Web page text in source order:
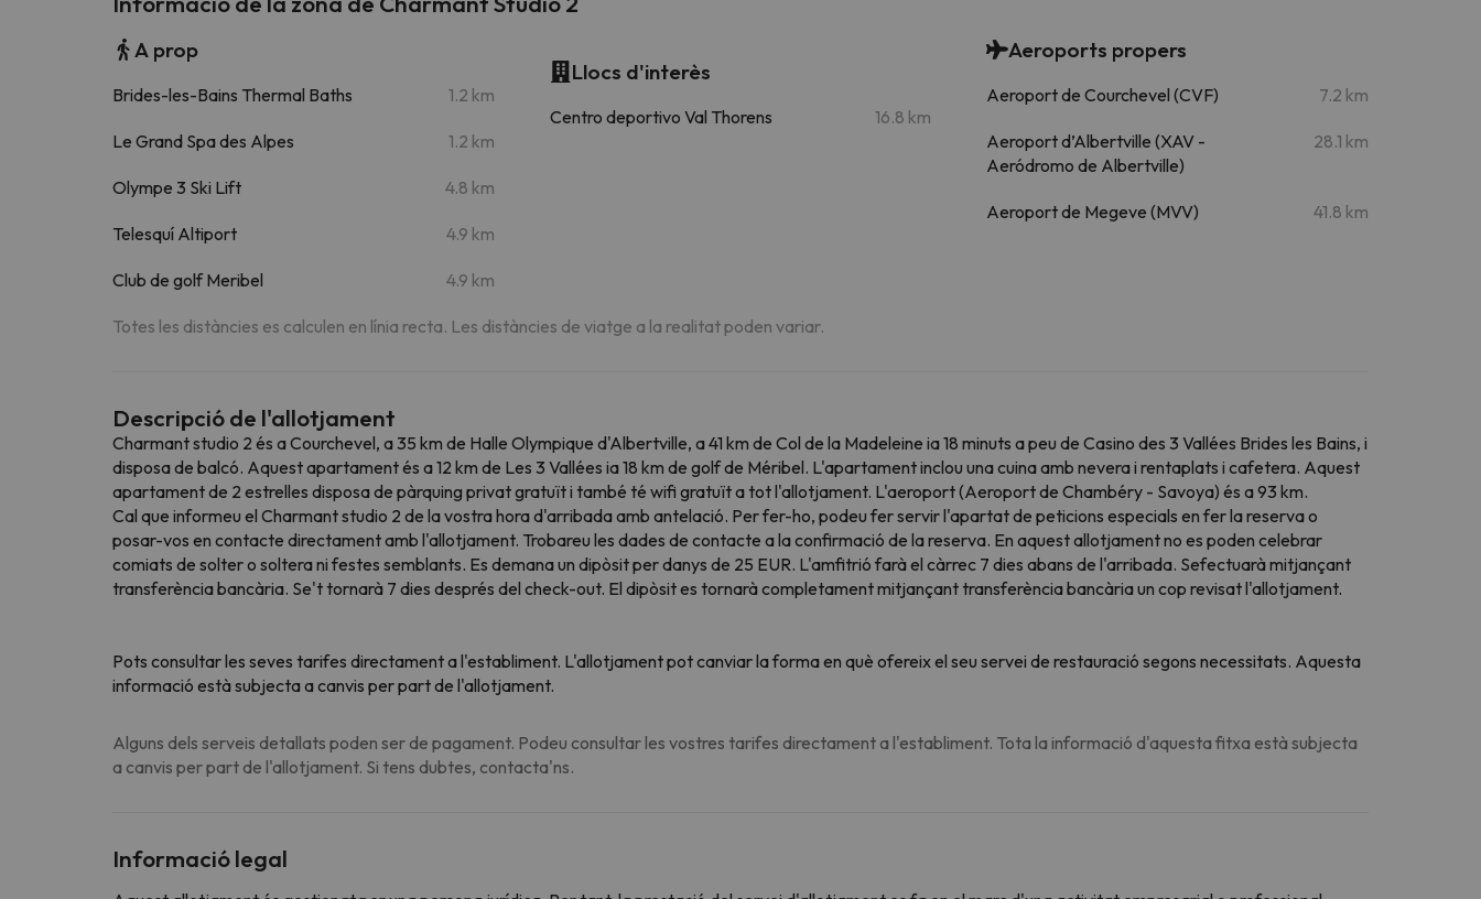
A prop
Brides-les-Bains Thermal Baths 1.2 km
Le Grand Spa des Alpes 1.2 km
Olympe 3 Ski Lift 4.8 km
Telesquí Altiport 4.9 km
Club de golf Meribel 4.9 km
Llocs d'interès
Centro deportivo Val Thorens 16.8 km
Aeroports propers
Aeroport de Courchevel (CVF) 7.2 km
Aeroport d’Albertville (XAV -
Aeródromo de Albertville)
28.1 km
Aeroport de Megeve (MVV) 41.8 km
Totes les distàncies es calculen en línia recta. Les distàncies de viatge a la realitat poden variar.
Descripció de l'allotjament
Charmant studio 2 és a Courchevel, a 35 km de Halle Olympique d'Albertville, a 41 km de Col de la Madeleine ia 18 minuts a peu de Casino des 3 Vallées Brides les Bains, i
disposa de balcó. Aquest apartament és a 12 km de Les 3 Vallées ia 18 km de golf de Méribel. L'apartament inclou una cuina amb nevera i rentaplats i cafetera. Aquest
apartament de 2 estrelles disposa de pàrquing privat gratuït i també té wifi gratuït a tot l'allotjament. L'aeroport (Aeroport de Chambéry - Savoya) és a 93 km.
Cal que informeu el Charmant studio 2 de la vostra hora d'arribada amb antelació. Per fer-ho, podeu fer servir l'apartat de peticions especials en fer la reserva o
posar-vos en contacte directament amb l'allotjament. Trobareu les dades de contacte a la confirmació de la reserva. En aquest allotjament no es poden celebrar
comiats de solter o soltera ni festes semblants. Es demana un dipòsit per danys de 25 EUR. L'amfitrió farà el càrrec 7 dies abans de l'arribada. Sefectuarà mitjançant
transferència bancària. Se't tornarà 7 dies després del check-out. El dipòsit es tornarà completament mitjançant transferència bancària un cop revisat l'allotjament.
Pots consultar les seves tarifes directament a l'establiment. L'allotjament pot canviar la forma en què ofereix el seu servei de restauració segons necessitats. Aquesta
informació està subjecta a canvis per part de l'allotjament.
Alguns dels serveis detallats poden ser de pagament. Podeu consultar les vostres tarifes directament a l'establiment. Tota la informació d'aquesta fitxa està subjecta
a canvis per part de l'allotjament. Si tens dubtes, contacta'ns.
Informació legal